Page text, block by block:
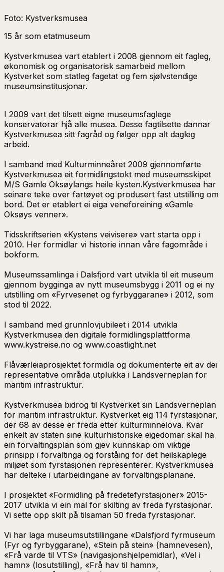
Foto: Kystverksmusea
15 år som etatmuseum
Kystverkmusea vart etablert i 2008 gjennom eit fagleg,
økonomisk og organisatorisk samarbeid mellom
Kystverket som statleg fagetat og fem sjølvstendige
museumsinstitusjonar.
I 2009 vart det tilsett eigne museumsfaglege
konservatorar hjå alle musea. Desse fagtilsette dannar
Kystverkmusea sitt fagråd og følger opp alt dagleg
arbeid.
I samband med Kulturminneåret 2009 gjennomførte
Kystverkmusea eit formidlingstokt med museumsskipet
M/S Gamle Oksøylangs heile kysten.Kystverkmusea har
seinare teke over fartøyet og produsert fast utstilling om
bord. Det er etablert ei eiga veneforeining «Gamle
Oksøys venner».
Tidsskriftserien «Kystens veivisere» vart starta opp i
2010. Her formidlar vi historie innan våre fagområde i
bokform.
Museumssamlinga i Dalsfjord vart utvikla til eit museum
gjennom bygginga av nytt museumsbygg i 2011 og ei ny
utstilling om «Fyrvesenet og fyrbyggarane» i 2012, som
stod til 2022.
I samband med grunnlovjubileet i 2014 utvikla
Kystverkmusea den digitale formidlingsplattforma
www.kystreise.no og www.coastlight.net
Flåværleiaprosjektet formidla og dokumenterte eit av dei
representative områda utplukka i Landsverneplan for
maritim infrastruktur.
Kystverkmusea bidrog til Kystverket sin Landsverneplan
for maritim infrastruktur. Kystverket eig 114 fyrstasjonar,
der 68 av desse er freda etter kulturminnelova. Kvar
enkelt av staten sine kulturhistoriske eigedomar skal ha
ein forvaltingsplan som gjev kunnskap om viktige
prinsipp i forvaltinga og forståing for det heilskaplege
miljøet som fyrstasjonen representerer. Kystverkmusea
har delteke i utarbeidingane av forvaltingsplanane.
I prosjektet «Formidling på fredetefyrstasjoner» 2015-
2017 utvikla vi ein mal for skilting av freda fyrstasjonar.
Vi sette opp skilt på tilsaman 50 freda fyrstasjonar.
Vi har laga museumsutstillingane «Dalsfjord fyrmuseum
(Fyr og fyrbyggarane), «Stein på stein» (hamnevesen),
«Frå varde til VTS» (navigasjonshjelpemidlar), «Vel i
hamn» (losutstilling), «Frå hav til hamn»,